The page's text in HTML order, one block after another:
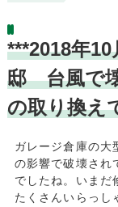
***2018年
邸 台風で
の取り換え
ガレージ倉庫の大
の影響で破壊され
でしたね。いまだ
たくさんいらっし